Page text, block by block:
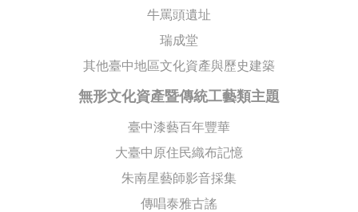
牛罵頭遺址
瑞成堂
其他臺中地區文化資產與歷史建築
無形文化資產暨傳統工藝類主題
臺中漆藝百年豐華
大臺中原住民織布記憶
朱南星藝師影音採集
傳唱泰雅古謠